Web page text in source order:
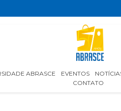
ABRASCE EVENTOS
CONTATO